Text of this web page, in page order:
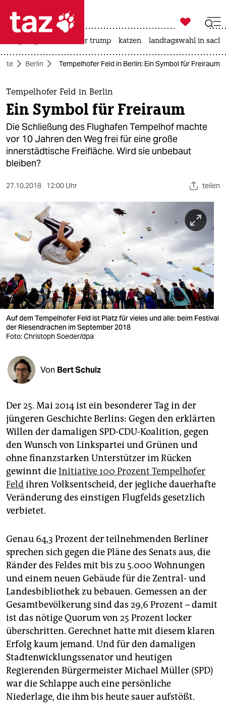
 taz zahl ich
taz zahl ich
themen
politik
öko
gesellschaft
kultur
sport
berlin
wahrheit
verlag
verlag
veranstaltungen
shop
fragen & hilfe
abo
genossenschaft
epaper login

taz zahl ich
usa unter trump katzen landtagswahl in
Berlin Tempelhofer Feld in Berlin: Ein Symbol für Freiraum
Tempelhofer Feld in Berlin
Ein Symbol für Freiraum
Die Schließung des Flughafen Tempelhof machte
vor 10 Jahren den Weg frei für eine große
innerstädtische Freifläche. Wird sie unbebaut
bleiben?
27.10.2018 12:00 Uhr teilen
Auf dem Tempelhofer Feld ist Platz für vieles und alle: beim Festival
der Riesendrachen im September 2018
Foto: Christoph Soeder/dpa
Von Bert Schulz
Der 25. Mai 2014 ist ein besonderer Tag in der
jüngeren Geschichte Berlins: Gegen den erklärten
Willen der damaligen SPD-CDU-Koalition, gegen
den Wunsch von Linkspartei und Grünen und
ohne finanzstarken Unterstützer im Rücken
gewinnt dieInitiative 100 Prozent Tempelhofer
Feldihren Volksentscheid, der jegliche dauerhafte
Veränderung des einstigen Flugfelds gesetzlich
verbietet.
Genau 64,3 Prozent der teilnehmenden Berliner
sprechen sich gegen die Pläne des Senats aus, die
Ränder des Feldes mit bis zu 5.000 Wohnungen
und einem neuen Gebäude für die Zentral- und
Landesbibliothek zu bebauen. Gemessen an der
Gesamtbevölkerung sind das 29,6 Prozent – damit
ist das nötige Quorum von 25 Prozent locker
überschritten. Gerechnet hatte mit diesem klaren
Erfolg kaum jemand. Und für den damaligen
Stadtenwicklungssenator und heutigen
Regierenden Bürgermeister Michael Müller (SPD)
war die Schlappe auch eine persönliche
Niederlage, die ihm bis heute sauer aufstößt.